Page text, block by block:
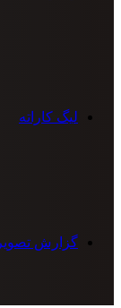
لیگ کاراته
گزارش